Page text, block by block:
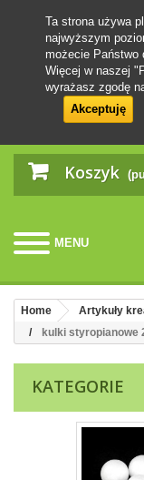
Koszyk
MENU
Ta strona używa
najwyższym
możecie Państwo
Więcej w naszej
wyrażasz zgodę
Akceptuję
Home Artykuły
kulki styropianowe
KATEGORIE